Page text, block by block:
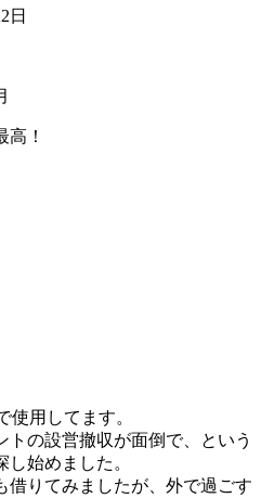
日
！
使用してます。
トの設営撤収が面倒で、という
始めました。
借りてみましたが、外で過ごす